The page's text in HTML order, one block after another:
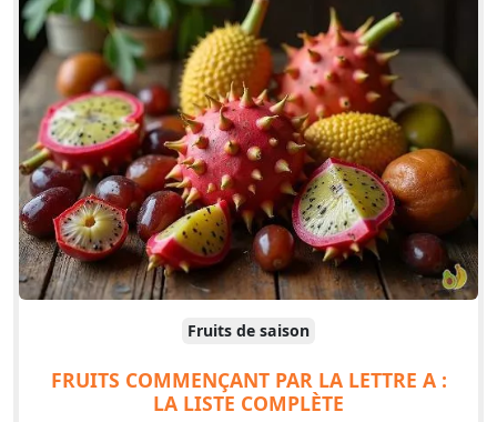
Fruits de saison
FRUITS COMMENÇANT PAR LA LETTRE A :
LA LISTE COMPLÈTE